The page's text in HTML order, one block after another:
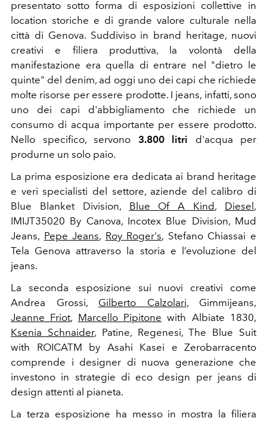
presentato sotto forma di esposizioni collettive in
location storiche e di grande valore culturale nella
città di Genova. Suddiviso in brand heritage, nuovi
creativi e filiera produttiva, la volontà della
manifestazione era quella di entrare nel "dietro le
quinte" del denim, ad oggi uno dei capi che richiede
molte risorse per essere prodotte. I jeans, infatti, sono
uno dei capi d'abbigliamento che richiede un
consumo di acqua importante per essere prodotto.
Nello specifico, servono 3.800 litri d'acqua per
produrne un solo paio.
La prima esposizione era dedicata ai brand heritage
e veri specialisti del settore, aziende del calibro di
Blue Blanket Division, Blue Of A Kind, Diesel ,
IMIJT35020 By Canova, Incotex Blue Division, Mud
Jeans, Pepe Jeans, Roy Roger's, Stefano Chiassai e
Tela Genova attraverso la storia e l’evoluzione del
jeans.
La seconda esposizione sui nuovi creativi come
Andrea Grossi, Gilberto Calzolari, Gimmijeans,
Jeanne Friot, Marcello Pipitone with Albiate 1830,
Ksenia Schnaider, Patine, Regenesi, The Blue Suit
with ROICATM by Asahi Kasei e Zerobarracento
comprende i designer di nuova generazione che
investono in strategie di eco design per jeans di
design attenti al pianeta.
La terza esposizione ha messo in mostra la filiera